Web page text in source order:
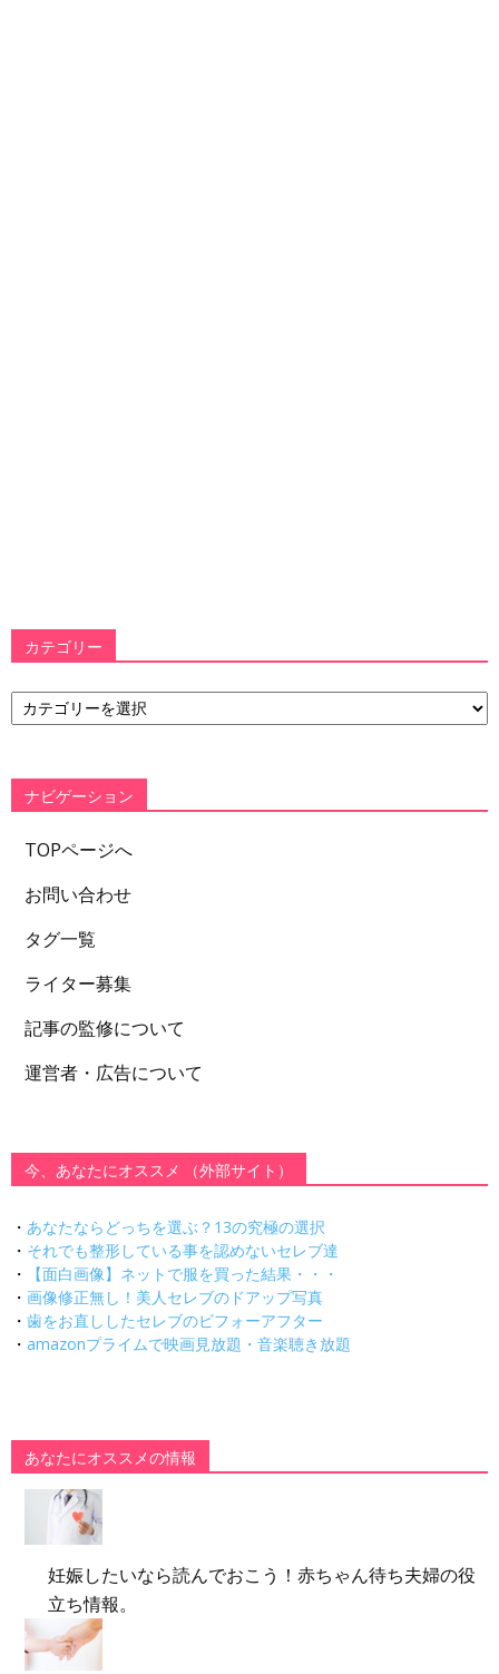
カテゴリー
カ
テ
ー
ナビゲーション
TOPページへ
お問い合わせ
タグ一覧
ライター募集
記事の監修について
運営者・広告について
今、あなたにオススメ （外部サイト）
・ あなたならどっちを選ぶ？13の究極の選択
・ それでも整形している事を認めないセレブ達
・
【面白画像】ネットで服を買った結果・・・
・ 画像修正無し！美人セレブのドアップ写真
・ 歯をお直ししたセレブのビフォーアフター
・ amazonプライムで映画見放題・音楽聴き放題
あなたにオススメの情報
妊娠したいなら読んでおこう！赤ちゃん待ち夫婦の役
立ち情報。